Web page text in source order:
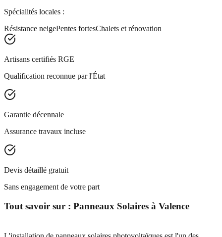
Spécialités locales :
Résistance neigePentes fortesChalets et rénovation
Artisans certifiés RGE
Qualification reconnue par l'État
Garantie décennale
Assurance travaux incluse
Devis détaillé gratuit
Sans engagement de votre part
Tout savoir sur : Panneaux Solaires à Valence